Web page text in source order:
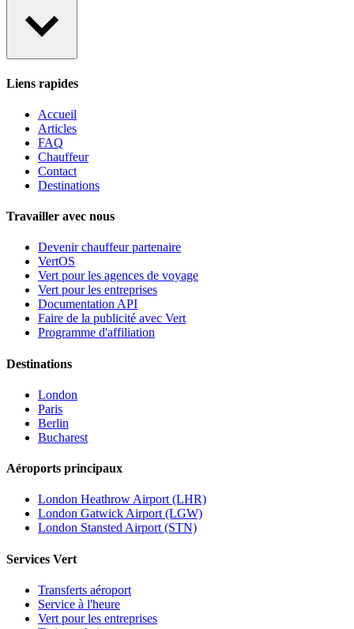
Liens rapides
Accueil
Articles
FAQ
Chauffeur
Contact
Destinations
Travailler avec nous
Devenir chauffeur partenaire
VertOS
Vert pour les agences de voyage
Vert pour les entreprises
Documentation API
Faire de la publicité avec Vert
Programme d'affiliation
Destinations
London
Paris
Berlin
Bucharest
Aéroports principaux
London Heathrow Airport (LHR)
London Gatwick Airport (LGW)
London Stansted Airport (STN)
Services Vert
Transferts aéroport
Service à l'heure
Vert pour les entreprises